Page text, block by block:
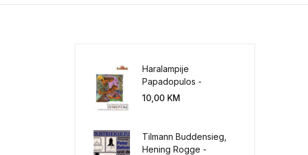
Haralampije
Papadopulos -
Poverenje: sloboda od
10,00 KM
Tilmann Buddensieg,
Hening Rogge -